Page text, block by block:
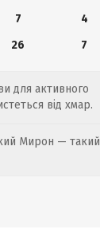
7
4
26 7
для активного
від хмар.
Мирон — такий